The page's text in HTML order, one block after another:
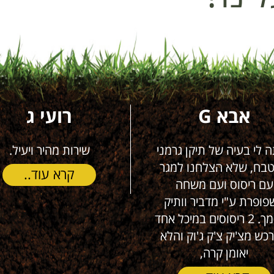
רועי ג
שירות מהיר ויעיל.
קרא עוד..
נתן דוב
שרות מעולה אמין
בטוח שאזמין כל פעם
קרא עוד..